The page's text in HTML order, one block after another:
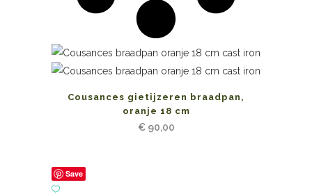
Cousances gietijzeren braadpan,
oranje 18 cm
€90,00
Save